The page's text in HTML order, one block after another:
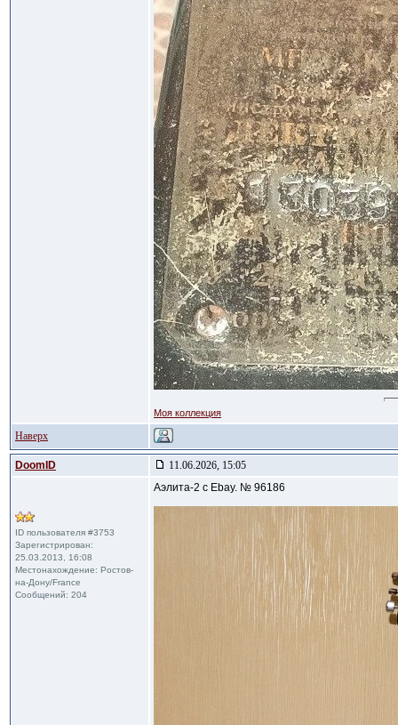
Моя коллекция
Наверх
DoomID 11.06.2026, 15:05
ID пользователя #3753
Зарегистрирован:
25.03.2013, 16:08
Местонахождение: Ростов-
на-Дону/France
Сообщений: 204
Аэлита-2 с Ebay. № 96186